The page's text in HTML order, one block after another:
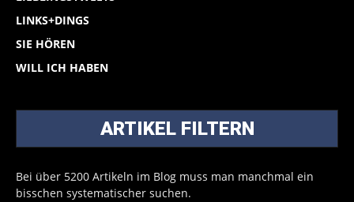
LINKS+DINGS
SIE HÖREN
WILL ICH HABEN
ARTIKEL FILTERN
Bei über 5200 Artikeln im Blog muss man manchmal ein
bisschen systematischer suchen.